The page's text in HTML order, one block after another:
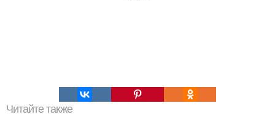
Читайте также